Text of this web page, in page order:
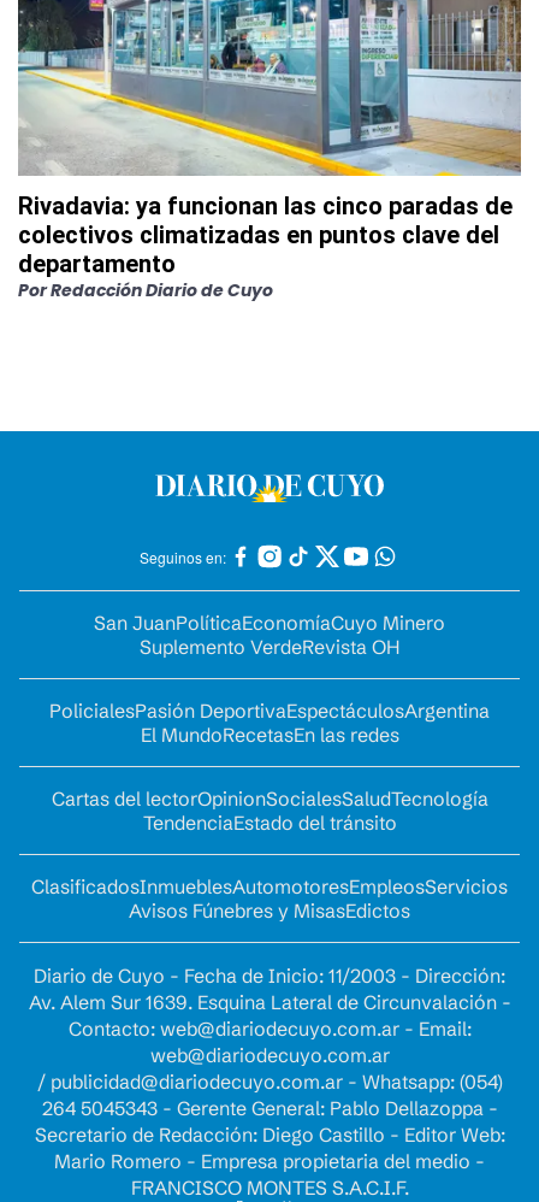
Rivadavia: ya funcionan las cinco paradas de
colectivos climatizadas en puntos clave del
departamento
PorRedacción Diario de Cuyo
Seguinos en:
San JuanPolíticaEconomíaCuyo Minero
Suplemento VerdeRevista OH
PolicialesPasión DeportivaEspectáculosArgentina
El MundoRecetasEn las redes
Cartas del lectorOpinionSocialesSaludTecnología
TendenciaEstado del tránsito
ClasificadosInmueblesAutomotoresEmpleosServicios
Avisos Fúnebres y MisasEdictos
Diario de Cuyo - Fecha de Inicio: 11/2003 - Dirección:
Av. Alem Sur 1639. Esquina Lateral de Circunvalación -
Contacto: web@diariodecuyo.com.ar- Email:
web@diariodecuyo.com.ar
/ publicidad@diariodecuyo.com.ar- Whatsapp: (054)
264 5045343 - Gerente General: Pablo Dellazoppa -
Secretario de Redacción: Diego Castillo - Editor Web:
Mario Romero - Empresa propietaria del medio -
FRANCISCO MONTES S.A.C.I.F.